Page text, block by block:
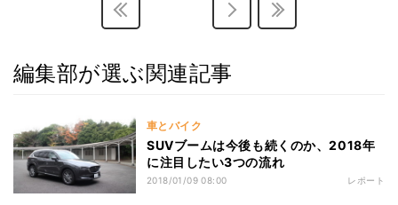
編集部が選ぶ関連記事
車とバイク
SUVブームは今後も続くのか、2018年
に注目したい3つの流れ
2018/01/09 08:00 レポート